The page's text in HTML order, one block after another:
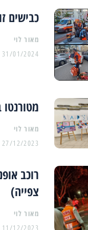
כבישים זועמים: 4 תאונות
מאור לוי
31/01/2024
מאור לוי
27/12/2023
רוכב
צפייה)
מאור לוי